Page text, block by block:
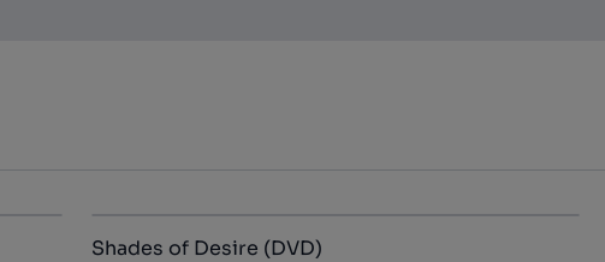
Shades of Desire (DVD)